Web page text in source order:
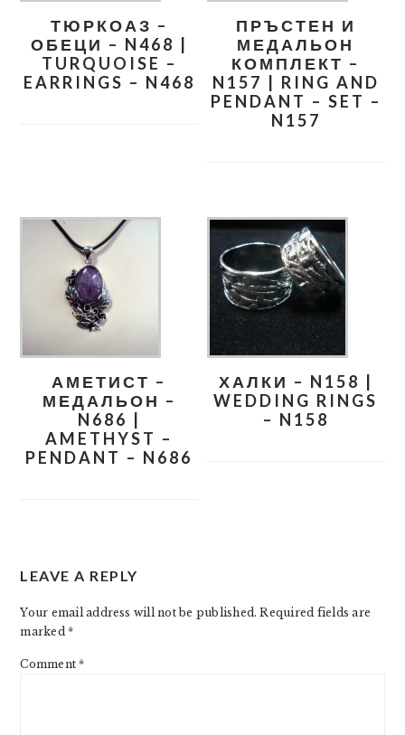
ТЮРКОАЗ –
ОБЕЦИ – N468 |
TURQUOISE –
EARRINGS – N468
ПРЪСТЕН И
МЕДАЛЬОН
КОМПЛЕКТ –
N157 | RING AND
PENDANT – SET –
N157
АМЕТИСТ –
МЕДАЛЬОН –
N686 |
AMETHYST –
PENDANT – N686
ХАЛКИ – N158 |
WEDDING RINGS
– N158
INTERACTIONS
LEAVE A REPLY
Your email address will not be published. Required fields are
marked*
Comment*